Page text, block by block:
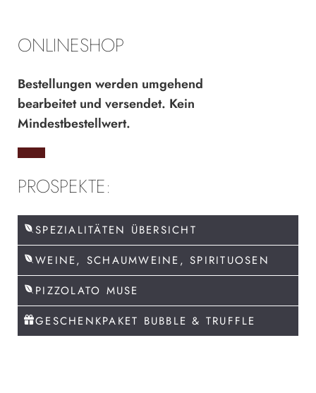
ONLINESHOP
Bestellungen werden umgehend
bearbeitet und versendet. Kein
Mindestbestellwert.
PROSPEKTE:
SPEZIALITÄTEN ÜBERSICHT
WEINE, SCHAUMWEINE, SPIRITUOSEN
PIZZOLATO MUSE
GESCHENKPAKET BUBBLE & TRUFFLE